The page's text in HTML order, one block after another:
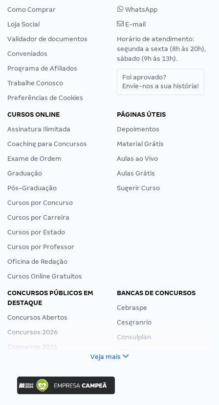
Como Comprar
Loja Social
Validador de documentos
Conveniados
Programa de Afiliados
Trabalhe Conosco
Preferências de Cookies
WhatsApp
E-mail
Horário de atendimento:
segunda a sexta (8h às 20h),
sábado (9h às 13h).
Foi aprovado?
Envie-nos a sua história!
CURSOS ONLINE
Assinatura Ilimitada
Coaching para Concursos
Exame de Ordem
Graduação
Pós-Graduação
Cursos por Concurso
Cursos por Carreira
Cursos por Estado
Cursos por Professor
Oficina de Redação
Cursos Online Gratuitos
PÁGINAS ÚTEIS
Depoimentos
Material Grátis
Aulas ao Vivo
Aulas Grátis
Sugerir Curso
CONCURSOS PÚBLICOS EM
DESTAQUE
Concursos Abertos
Concursos 2026
Concursos 2025
Concurso Nacional Unificado
Concurso Ibama
Concurso MPU
BANCAS DE CONCURSOS
Cebraspe
Cesgranrio
Consulplan
Veja mais